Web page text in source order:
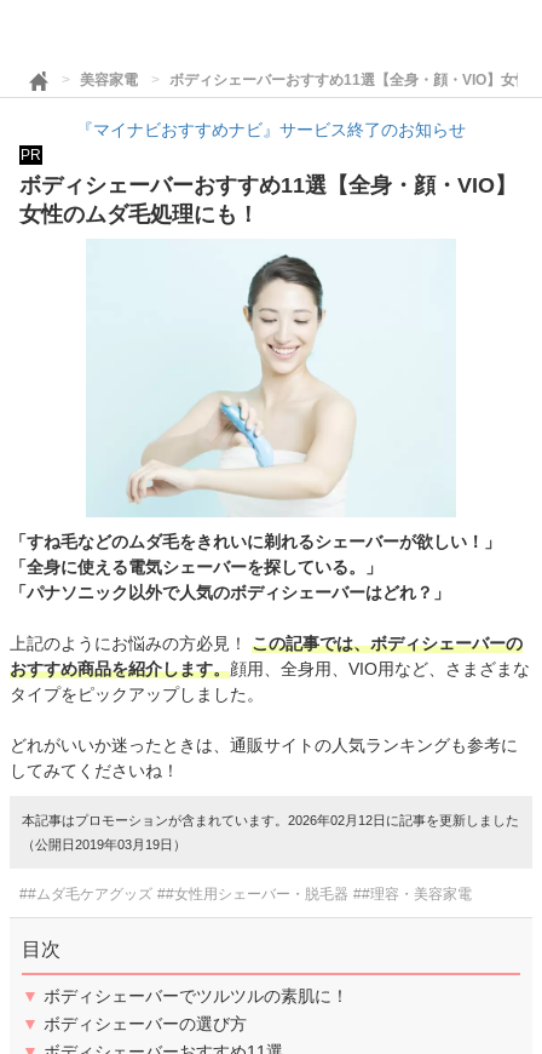
美容家電 ボディシェーバーおすすめ11選【全身・顔・VIO】女性
『マイナビおすすめナビ』サービス終了のお知らせ
PR
ボディシェーバーおすすめ11選【全身・顔・VIO】
女性のムダ毛処理にも！
「すね毛などのムダ毛をきれいに剃れるシェーバーが欲しい！」
「全身に使える電気シェーバーを探している。」
「パナソニック以外で人気のボディシェーバーはどれ？」
上記のようにお悩みの方必見！ この記事では、ボディシェーバーの
おすすめ商品を紹介します。顔用、全身用、VIO用など、さまざまな
タイプをピックアップしました。
どれがいいか迷ったときは、通販サイトの人気ランキングも参考に
してみてくださいね！
本記事はプロモーションが含まれています。2026年02月12日に記事を更新しました
（公開日2019年03月19日）
##ムダ毛ケアグッズ ##女性用シェーバー・脱毛器 ##理容・美容家電
目次
▼ ボディシェーバーでツルツルの素肌に！
▼ ボディシェーバーの選び方